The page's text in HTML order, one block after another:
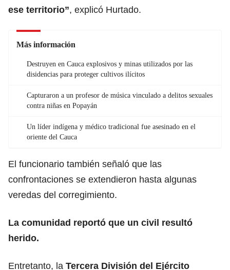
ese territorio”, explicó Hurtado.
Más información
Destruyen en Cauca explosivos y minas utilizados por las
disidencias para proteger cultivos ilícitos
Capturaron a un profesor de música vinculado a delitos sexuales
contra niñas en Popayán
Un líder indígena y médico tradicional fue asesinado en el
oriente del Cauca
El funcionario también señaló que las
confrontaciones se extendieron hasta algunas
veredas del corregimiento.
La comunidad reportó que un civil resultó
herido.
Entretanto, la Tercera División del Ejército